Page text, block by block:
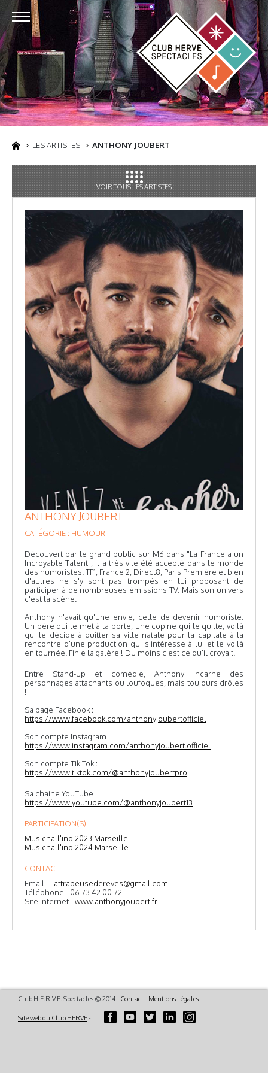
LES ARTISTES ANTHONY JOUBERT
VOIR TOUS LES ARTISTES
ANTHONY JOUBERT
CATÉGORIE : HUMOUR
Découvert par le grand public sur M6 dans "La France a un
Incroyable Talent", il a très vite été accepté dans le monde
des humoristes. TF1, France 2, Direct8, Paris Première et bien
d'autres ne s'y sont pas trompés en lui proposant de
participer à de nombreuses émissions TV. Mais son univers
c'est la scène.
Anthony n'avait qu'une envie, celle de devenir humoriste.
Un père qui le met à la porte, une copine qui le quitte, voilà
qui le décide à quitter sa ville natale pour la capitale à la
rencontre d'une production qui s'intéresse à lui et le voilà
en tournée. Finie la galère ! Du moins c'est ce qu'il croyait.
Entre Stand-up et comédie, Anthony incarne des
personnages attachants ou loufoques, mais toujours drôles
!
Sa page Facebook :
https://www.facebook.com/anthonyjoubertofficiel
Son compte Instagram :
https://www.instagram.com/anthonyjoubert.officiel
Son compte Tik Tok :
https://www.tiktok.com/@anthonyjoubertpro
Sa chaine YouTube :
https://www.youtube.com/@anthonyjoubert13
PARTICIPATION(S)
Musichall'ino 2023 Marseille
Musichall'ino 2024 Marseille
CONTACT
Email - Lattrapeusedereves@gmail.com
Téléphone - 06 73 42 00 72
Site internet -www.anthonyjoubert.fr
Club H.E.R.V.E. Spectacles © 2014 - Contact- Mentions Légales-
Site web du Club HERVE-